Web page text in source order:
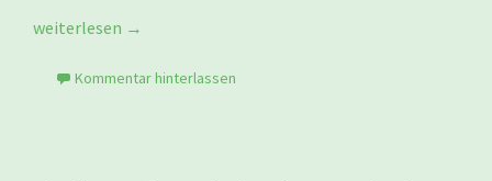
Bericht zur Hinrunde unserer Jungen 19
weiterlesen →
Kommentar hinterlassen